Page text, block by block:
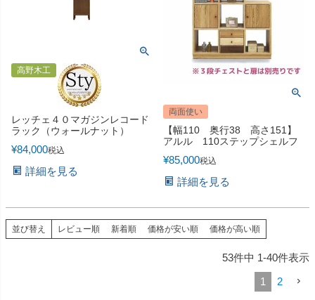
高野木工
レッチェ４０マガジンレコード
ラック（ウォールナット）
¥84,000税込
詳細を見る
両面使い
【幅110 奥行38 高さ151】
アルル 110ステップシェルフ
¥85,000税込
詳細を見る
並び替え レビュー順 新着順 価格が安い順 価格が高い順
53件中 1-40件表示
1
2